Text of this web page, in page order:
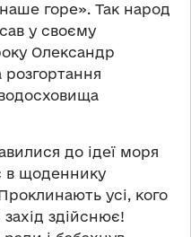
горе». Так народ
у своєму
Олександр
розгортання
до ідеї моря
в щоденнику
усі, кого
здійснює!